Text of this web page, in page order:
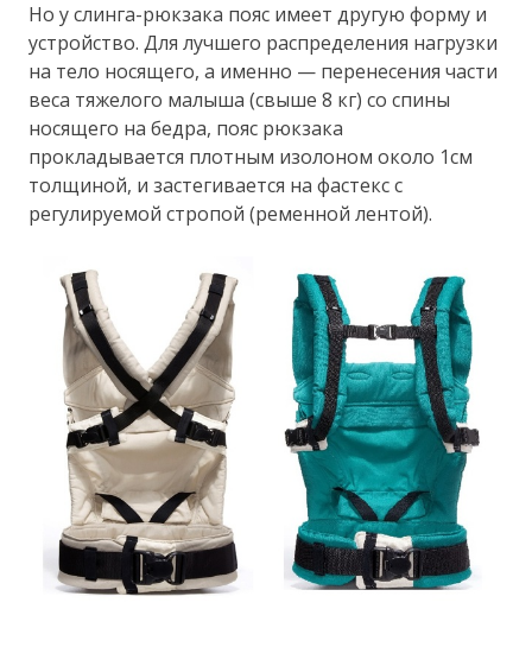
Но у слинга-рюкзака пояс имеет другую форму и
устройство. Для лучшего распределения нагрузки
на тело носящего, а именно — перенесения части
веса тяжелого малыша (свыше 8 кг) со спины
носящего на бедра, пояс рюкзака
прокладывается плотным изолоном около 1см
толщиной, и застегивается на фастекс с
регулируемой стропой (ременной лентой).